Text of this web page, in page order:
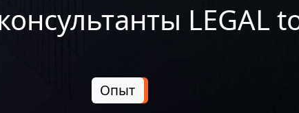
LEGAL
Опыт